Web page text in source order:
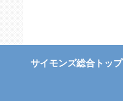
サイモンズ総合トップ